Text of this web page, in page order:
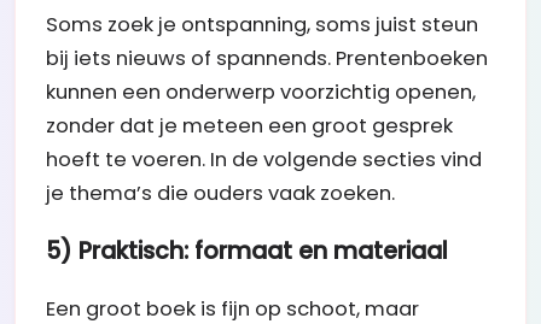
Soms zoek je ontspanning, soms juist steun
bij iets nieuws of spannends. Prentenboeken
kunnen een onderwerp voorzichtig openen,
zonder dat je meteen een groot gesprek
hoeft te voeren. In de volgende secties vind
je thema’s die ouders vaak zoeken.
5) Praktisch: formaat en materiaal
Een groot boek is fijn op schoot, maar